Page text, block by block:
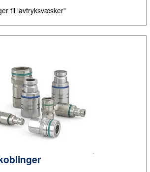
til lavtryksvæsker"